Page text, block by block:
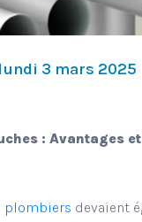
3 mars 2025
: Avantages
plombiers devaient